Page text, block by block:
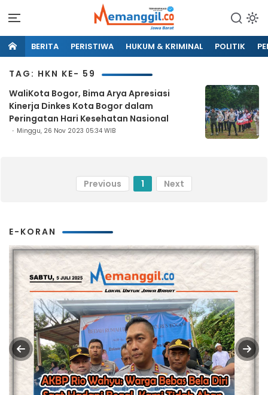
BERITA PERISTIWA HUKUM & KRIMINAL POLITIK
TAG: HKN KE- 59
WaliKota Bogor, Bima Arya Apresiasi
Kinerja Dinkes Kota Bogor dalam
Peringatan Hari Kesehatan Nasional
Minggu, 26 Nov 2023 05:34 WIB
Previous 1 Next
E-KORAN